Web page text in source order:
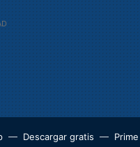
Descargar gratis